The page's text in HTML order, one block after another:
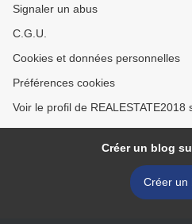
Signaler un abus
C.G.U.
Cookies et données personnelles
Préférences cookies
Voir le profil de REALESTATE2018
Créer un blog
Créer un